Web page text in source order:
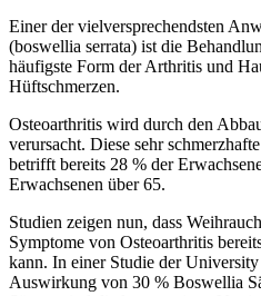
Einer der vielversprechendsten
(boswellia serrata) ist die
häufigste Form der Arthritis und
Hüftschmerzen.
Osteoarthritis wird durch den
verursacht. Diese sehr
betrifft bereits 28 % der
Erwachsenen über 65.
Studien zeigen nun, dass
Symptome von Osteoarthritis
kann. In einer Studie der
Auswirkung von 30 % Boswellia